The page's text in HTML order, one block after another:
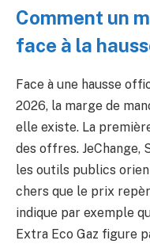
Comment un
face à la
Face à une hausse
2026, la marge de
elle existe. La
des offres. JeChange,
les outils publics
chers que le prix
indique par exemple
Extra Eco Gaz figure